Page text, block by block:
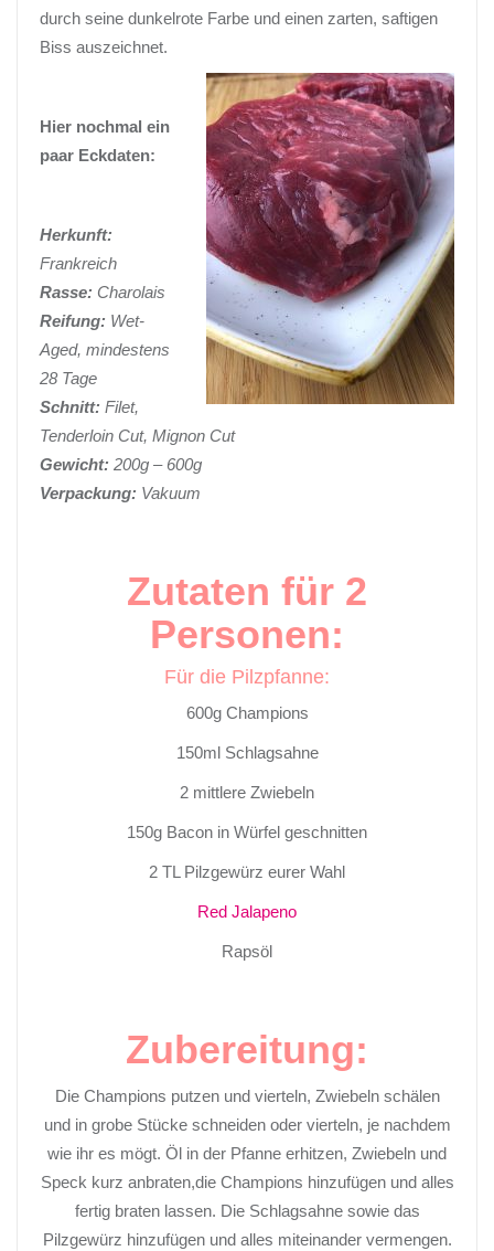
durch seine dunkelrote Farbe und einen zarten, saftigen
Biss auszeichnet.
Hier nochmal ein
paar Eckdaten:
Herkunft:
Frankreich
Rasse: Charolais
Reifung: Wet-
Aged, mindestens
28 Tage
Schnitt: Filet,
Tenderloin Cut, Mignon Cut
Gewicht: 200g – 600g
Verpackung: Vakuum
Zutaten für 2
Personen:
Für die Pilzpfanne:
600g Champions
150ml Schlagsahne
2 mittlere Zwiebeln
150g Bacon in Würfel geschnitten
2 TL Pilzgewürz eurer Wahl
Red Jalapeno
Rapsöl
Zubereitung:
Die Champions putzen und vierteln, Zwiebeln schälen
und in grobe Stücke schneiden oder vierteln, je nachdem
wie ihr es mögt. Öl in der Pfanne erhitzen, Zwiebeln und
Speck kurz anbraten,die Champions hinzufügen und alles
fertig braten lassen. Die Schlagsahne sowie das
Pilzgewürz hinzufügen und alles miteinander vermengen.